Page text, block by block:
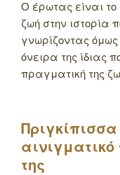
Ο έρωτας είναι το
ζωή στην ιστορία
γνωρίζοντας
όνειρα της ίδιας
πραγματική της
της